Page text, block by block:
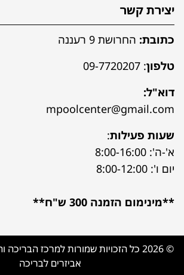
יצירת קשר
כתובת: החרושת 9 רעננה
טלפון:
09-7720207
דוא"ל:
mpoolcenter@gmail.com
שעות פעילות:
א'-ה': 8:00-16:00
יום ו': 8:00-12:00
**מינימום הזמנה 300 ש"ח**
© 2026 כל הזכויות שמורות למרכז
אביזרים לבריכה